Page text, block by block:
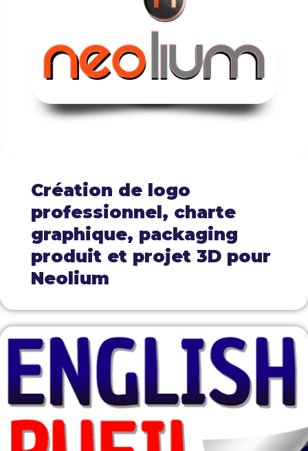
Création de logo
professionnel, charte
graphique, packaging
produit et projet 3D pour
Neolium